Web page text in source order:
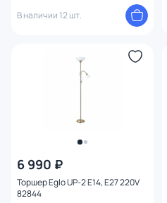
В наличии 12 шт.
6 990 ₽
Торшер Eglo UP-2 E14, E27 220V
82844